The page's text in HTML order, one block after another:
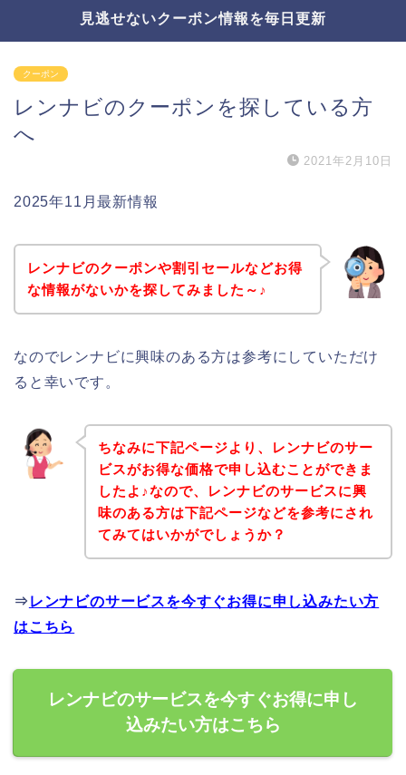
見逃せないクーポン情報を毎日更新
クーポン
レンナビのクーポンを探している方
へ
2021年2月10日
2025年11月最新情報
レンナビのクーポンや割引セールなどお得
な情報がないかを探してみました～♪
なのでレンナビに興味のある方は参考にしていただけ
ると幸いです。
ちなみに下記ページより、レンナビのサー
ビスがお得な価格で申し込むことができま
したよ♪なので、レンナビのサービスに興
味のある方は下記ページなどを参考にされ
てみてはいかがでしょうか？
⇒ レンナビのサービスを今すぐお得に申し込みたい方
はこちら
レンナビのサービスを今すぐお得に申し
込みたい方はこちら